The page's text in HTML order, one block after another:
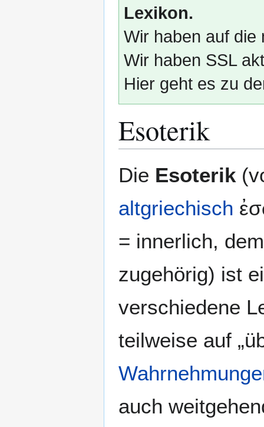
Lexikon.
Wir haben auf die
Wir haben SSL
Hier geht es zu
Esoterik
Navigation
Suche
Die Esoterik
altgriechisch
= innerlich,
zugehörig) ist
verschiedene
teilweise auf
auch